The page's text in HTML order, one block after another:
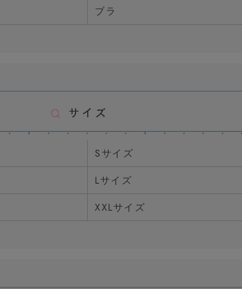
ブラ
Sサイズ
Lサイズ
XXLサイズ